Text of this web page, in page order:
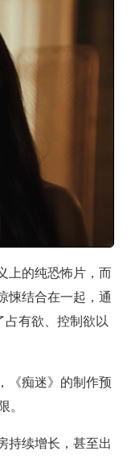
上的纯恐怖片，而
悚结合在一起，通
占有欲、控制欲以
《痴迷》的制作预
持续增长，甚至出